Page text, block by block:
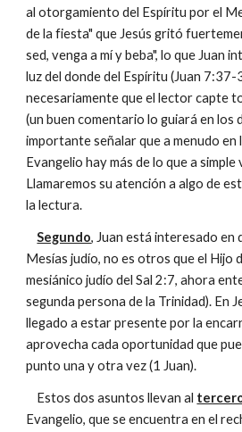
al otorgamiento del Espíritu por el
de la fiesta" que Jesús gritó
sed, venga a mí y beba", lo que Juan
luz del donde del Espíritu (Juan 7:37-
necesariamente que el lector capte
(un buen comentario lo guiará en los
importante señalar que a menudo en
Evangelio hay más de lo que a simple
Llamaremos su atención a algo de
la lectura.
Segundo, Juan está interesado en
Mesías judío, no es otros que el Hijo
mesiánico judío del Sal 2:7, ahora
segunda persona de la Trinidad). En
llegado a estar presente por la
aprovecha cada oportunidad que
punto una y otra vez (1 Juan).
Estos dos asuntos llevan al
Evangelio, que se encuentra en el